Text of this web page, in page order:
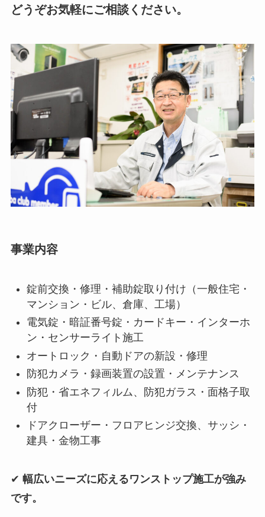
どうぞお気軽にご相談ください。
事業内容
錠前交換・修理・補助錠取り付け（一般住宅・
マンション・ビル、倉庫、工場）
電気錠・暗証番号錠・カードキー・インターホ
ン・センサーライト施工
オートロック・自動ドアの新設・修理
防犯カメラ・録画装置の設置・メンテナンス
防犯・省エネフィルム、防犯ガラス・面格子取
付
ドアクローザー・フロアヒンジ交換、サッシ・
建具・金物工事
✔ 幅広いニーズに応えるワンストップ施工が強み
です。